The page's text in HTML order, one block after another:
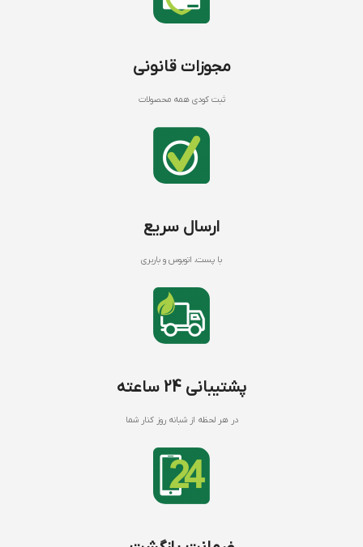
مجوزات قانونی
ثبت کودی همه محصولات
ارسال سریع
با پست، اتوبوس و باربری
پشتیبانی 24 ساعته
در هر لحظه از شبانه روز کنار شما